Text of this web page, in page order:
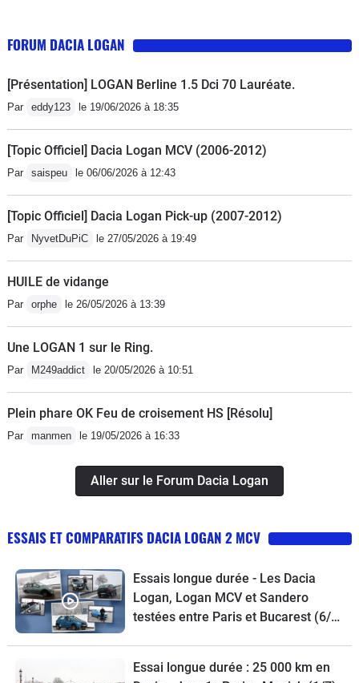
des vibrations forte à froid en 1ere.- Bruyante à haute
FORUM DACIA LOGAN
[Présentation] LOGAN Berline 1.5 Dci 70 Lauréate.
Par eddy123 le 19/06/2026 à 18:35
[Topic Officiel] Dacia Logan MCV (2006-2012)
Par saispeu le 06/06/2026 à 12:43
[Topic Officiel] Dacia Logan Pick-up (2007-2012)
Par NyvetDuPiC le 27/05/2026 à 19:49
HUILE de vidange
Par orphe le 26/05/2026 à 13:39
Une LOGAN 1 sur le Ring.
Par M249addict le 20/05/2026 à 10:51
Plein phare OK Feu de croisement HS [Résolu]
Par manmen le 19/05/2026 à 16:33
Aller sur le Forum Dacia Logan
ESSAIS ET COMPARATIFS DACIA LOGAN 2 MCV
Essais longue durée - Les Dacia
Logan, Logan MCV et Sandero
testées entre Paris et Bucarest (6/7)
Essai longue durée : 25 000 km en